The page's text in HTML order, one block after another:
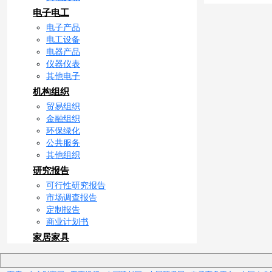
电子电工
电子产品
电工设备
电器产品
仪器仪表
其他电子
机构组织
贸易组织
金融组织
环保绿化
公共服务
其他组织
研究报告
可行性研究报告
市场调查报告
定制报告
商业计划书
家居家具